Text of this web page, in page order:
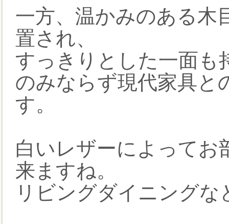
一方、温かみのある木
置され、
すっきりとした一面も
のみならず現代家具と
す。
白いレザーによってお
来ますね。
リビングダイニング